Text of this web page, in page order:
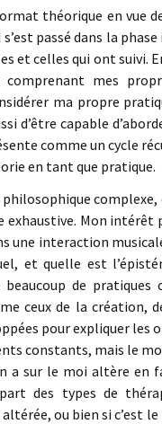
théorique en vue
passé dans la
et celles qui ont suivi.
mes
ma propre
d’être capable
comme un cycle
en tant que pratique.
exhaustive. Mon
une interaction
et quelle est
de
ceux de la création,
pour expliquer
constants, mais le
a sur le moi altère
des types de
ou bien si c’est